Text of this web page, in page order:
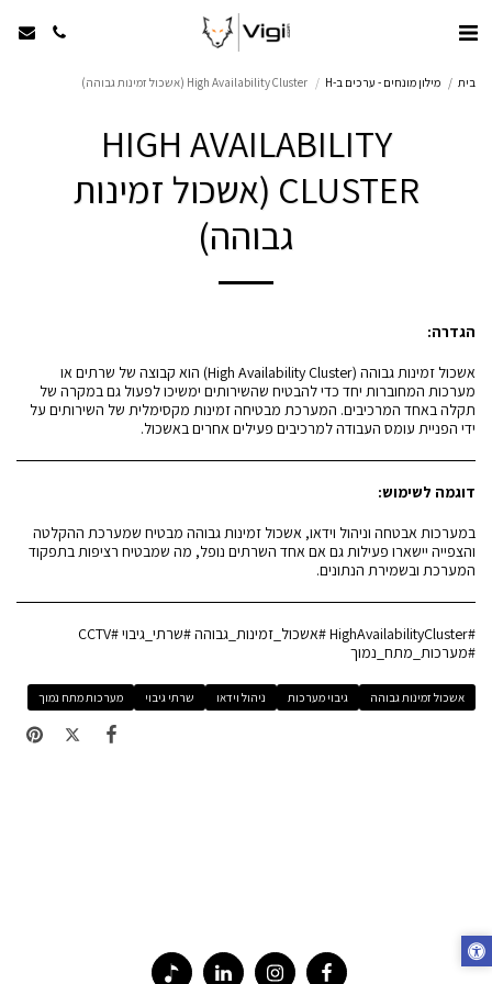
בית מילון מונחים - ערכים ב-H High Availability Cluster (אשכול זמינות גבוהה)
HIGH AVAILABILITY
CLUSTER (אשכול זמינות
גבוהה)
הגדרה:
אשכול זמינות גבוהה (High Availability Cluster) הוא קבוצה של שרתים או
מערכות המחוברות יחד כדי להבטיח שהשירותים ימשיכו לפעול גם במקרה של
תקלה באחד המרכיבים. המערכת מבטיחה זמינות מקסימלית של השירותים על
ידי הפניית עומס העבודה למרכיבים פעילים אחרים באשכול.
דוגמה לשימוש:
במערכות אבטחה וניהול וידאו, אשכול זמינות גבוהה מבטיח שמערכת ההקלטה
והצפייה יישארו פעילות גם אם אחד השרתים נופל, מה שמבטיח רציפות בתפקוד
המערכת ובשמירת הנתונים.
#HighAvailabilityCluster #אשכול_זמינות_גבוהה #שרתי_גיבוי #CCTV
#מערכות_מתח_נמוך
אשכול זמינות גבוהה גיבוי מערכות ניהול וידאו שרתי גיבוי מערכות מתח נמוך